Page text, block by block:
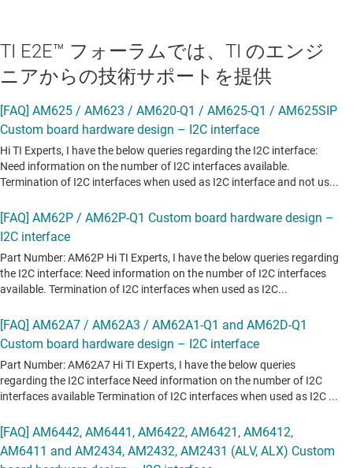
TI E2E™ フォーラムでは、TI のエンジ
ニアからの技術サポートを提供